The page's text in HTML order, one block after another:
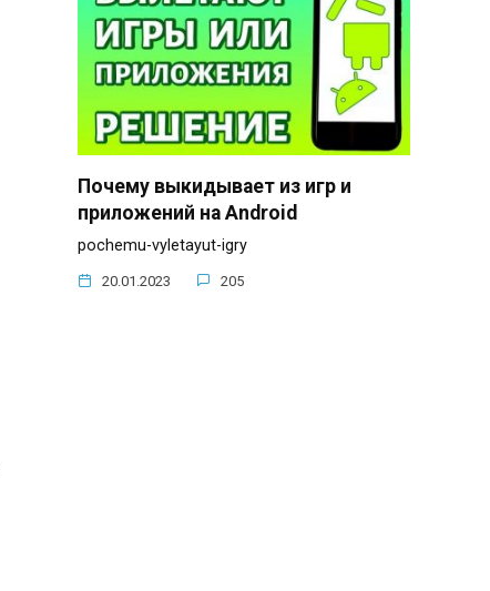
Почему выкидывает из игр и
приложений на Android
pochemu-vyletayut-igry
20.01.2023 205